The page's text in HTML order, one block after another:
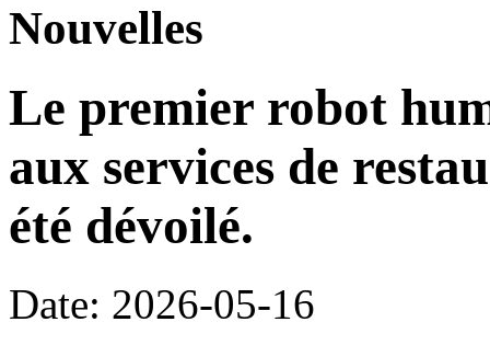
Nouvelles
Le premier robot
aux services de
été dévoilé.
Date: 2026-05-16